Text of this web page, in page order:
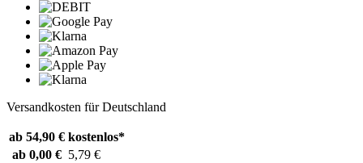
Versandkosten für Deutschland
ab 54,90 € kostenlos*
ab 0,00 € 5,79 €